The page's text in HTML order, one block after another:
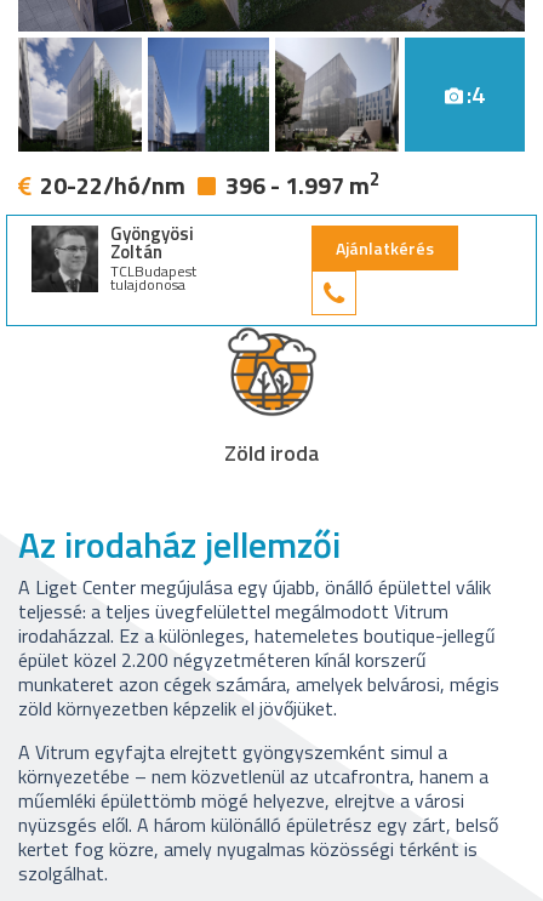
:4
20-22/hó/nm 396 - 1.997 m2
Gyöngyösi
Zoltán
TCLBudapest
tulajdonosa
Ajánlatkérés
Zöld iroda
Az irodaház jellemzői
A Liget Center megújulása egy újabb, önálló épülettel válik
teljessé: a teljes üvegfelülettel megálmodott Vitrum
irodaházzal. Ez a különleges, hatemeletes boutique-jellegű
épület közel 2.200 négyzetméteren kínál korszerű
munkateret azon cégek számára, amelyek belvárosi, mégis
zöld környezetben képzelik el jövőjüket.
A Vitrum egyfajta elrejtett gyöngyszemként simul a
környezetébe – nem közvetlenül az utcafrontra, hanem a
műemléki épülettömb mögé helyezve, elrejtve a városi
nyüzsgés elől. A három különálló épületrész egy zárt, belső
kertet fog közre, amely nyugalmas közösségi térként is
szolgálhat.